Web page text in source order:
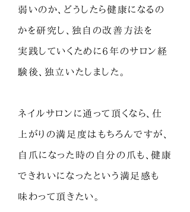
弱いのか、どうしたら健康になるの
かを研究し、独自の改善方法を
実践していくために6年のサロン経
験後、独立いたしました。
ネイルサロンに通って頂くなら、仕
上がりの満足度はもちろんですが、
自爪になった時の自分の爪も、健康
できれいになったという満足感も
味わって頂きたい。